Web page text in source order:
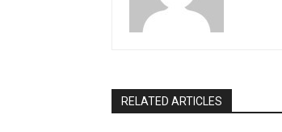
RELATED ARTICLES